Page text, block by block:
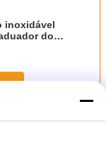
inoxidável
do